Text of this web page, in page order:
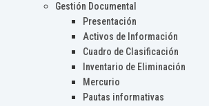
Gestión Documental
Presentación
Activos de Información
Cuadro de Clasificación
Inventario de Eliminación
Mercurio
Pautas informativas